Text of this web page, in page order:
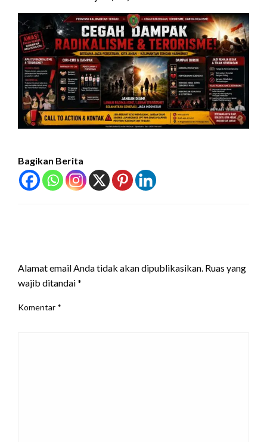
Bagikan Berita
Alamat email Anda tidak akan dipublikasikan. Ruas yang
wajib ditandai*
Komentar *